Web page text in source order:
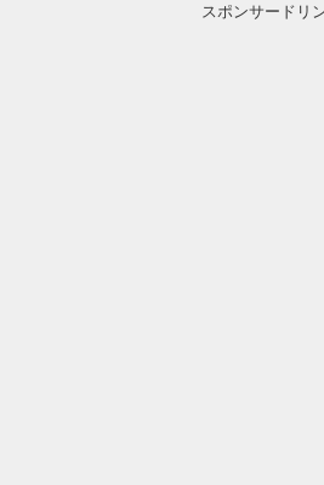
スポンサードリ